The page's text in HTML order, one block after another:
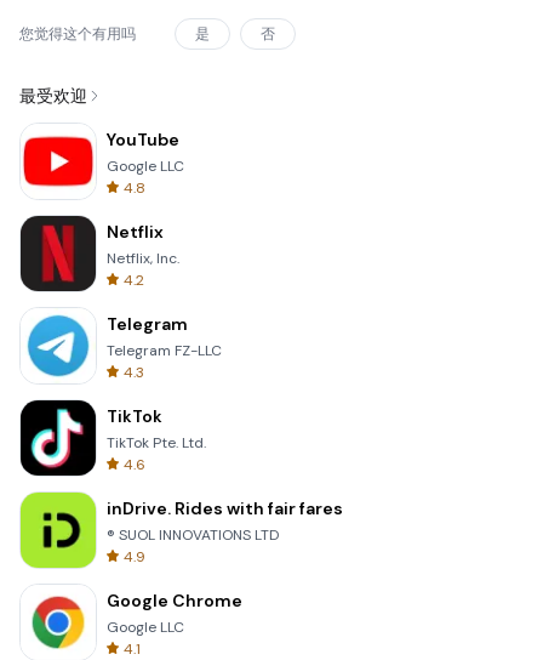
您觉得这个有用吗 是 否
最受欢迎
YouTube
Google LLC
4.8
Netflix
Netflix, Inc.
4.2
Telegram
Telegram FZ-LLC
4.3
TikTok
TikTok Pte. Ltd.
4.6
inDrive. Rides with fair fares
® SUOL INNOVATIONS LTD
4.9
Google Chrome
Google LLC
4.1